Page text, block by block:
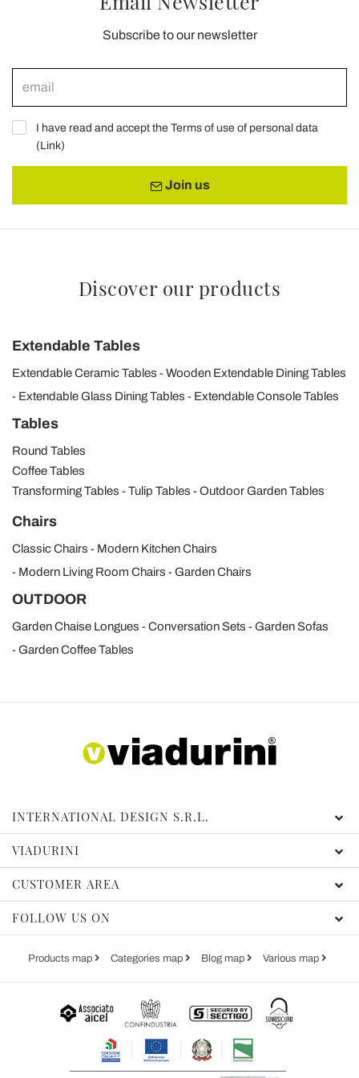
Subscribe to our newsletter
I have read and accept the Terms of use of personal data
(Link)
Join us
Discover our products
Extendable Tables
Extendable Ceramic Tables
Wooden Extendable Dining Tables
Extendable Glass Dining Tables
Extendable Console Tables
Tables
Round Tables
Coffee Tables
Transforming Tables
Tulip Tables Outdoor Garden Tables
Chairs
Classic Chairs
Modern Kitchen Chairs
Modern Living Room Chairs
Garden Chairs
OUTDOOR
Garden Chaise Longues Conversation Sets
Garden Sofas
Garden Coffee Tables
INTERNATIONAL DESIGN S.R.L.
VIADURINI
CUSTOMER AREA
FOLLOW US ON
Products map Categories map Blog map Various map